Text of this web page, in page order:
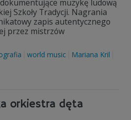
muzykę ludową
Szkoły Tradycji. Nagrania
zapis autentycznego
przez mistrzów
world music
Mariana Kril
orkiestra dęta